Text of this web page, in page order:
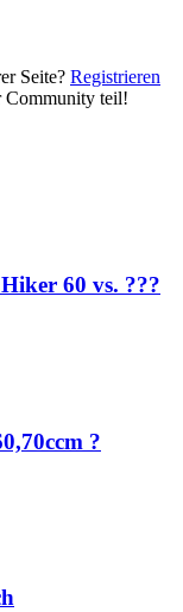
Seite? Registrieren
Community teil!
60 vs. ???
?